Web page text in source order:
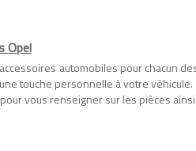
Opel
accessoires automobiles pour chacun
touche personnelle à votre véhicule.
vous renseigner sur les pièces